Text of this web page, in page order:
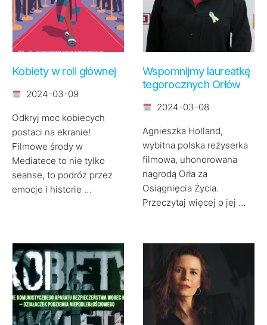
Kobiety w roli głównej
2024-03-09
Odkryj moc kobiecych
postaci na ekranie!
Filmowe środy w
Mediatece to nie tylko
seanse, to podróż przez
emocje i historie …
Wspomnijmy laureatkę
tegorocznych Orłów
2024-03-08
Agnieszka Holland,
wybitna polska reżyserka
filmowa, uhonorowana
nagrodą Orła za
Osiągnięcia Życia.
Przeczytaj więcej o jej …